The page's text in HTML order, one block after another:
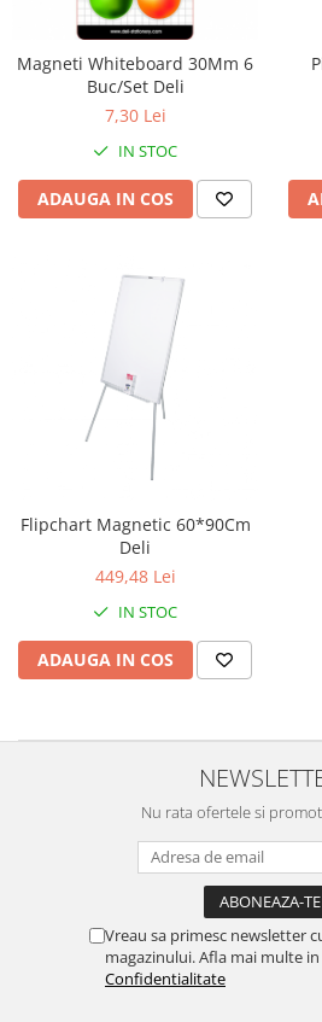
Magneti Whiteboard 30Mm 6
Buc/Set Deli
7,30 Lei
IN STOC
ADAUGA IN COS
Flipchart Magnetic 60*90Cm
Deli
449,48 Lei
IN STOC
ADAUGA IN COS
Nu rata ofertele si
Vreau sa primesc newsletter
magazinului. Afla mai multe in
Confidentialitate